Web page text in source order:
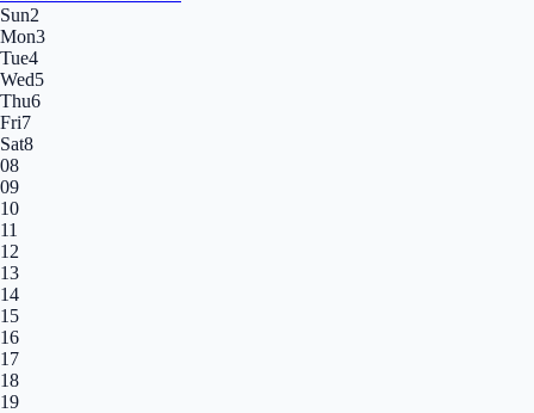
Sun2
Mon3
Tue4
Wed5
Thu6
Fri7
Sat8
08
09
10
11
12
13
14
15
16
17
18
19